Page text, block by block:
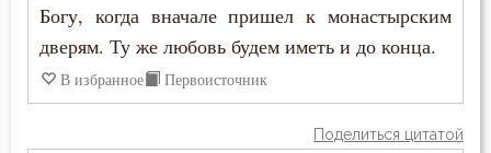
Монастырь
Монах
Богу, когда вначале пришел к монастырским
дверям. Ту же любовь будем иметь и до конца.
В избранное Первоисточник
Поделиться цитатой